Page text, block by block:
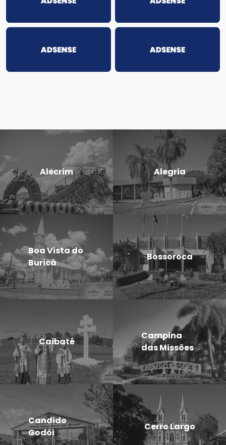
Alecrim Alegria
Boa Vista do
Buricá
Bossoroca
Caibaté
Campina
das Missões
Candido
Godói
Cerro Largo